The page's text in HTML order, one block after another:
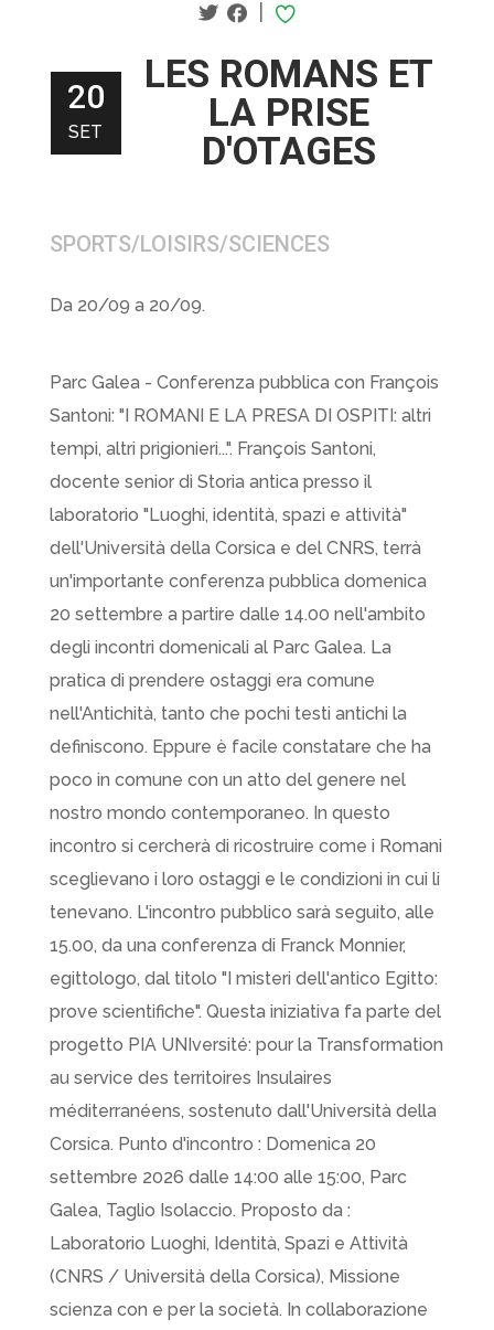
|
20
SET
LES ROMANS ET
LA PRISE
D'OTAGES
SPORTS/LOISIRS/SCIENCES
Da 20/09 a 20/09.
Parc Galea - Conferenza pubblica con François
Santoni: "I ROMANI E LA PRESA DI OSPITI: altri
tempi, altri prigionieri...". François Santoni,
docente senior di Storia antica presso il
laboratorio "Luoghi, identità, spazi e attività"
dell'Università della Corsica e del CNRS, terrà
un'importante conferenza pubblica domenica
20 settembre a partire dalle 14.00 nell'ambito
degli incontri domenicali al Parc Galea. La
pratica di prendere ostaggi era comune
nell'Antichità, tanto che pochi testi antichi la
definiscono. Eppure è facile constatare che ha
poco in comune con un atto del genere nel
nostro mondo contemporaneo. In questo
incontro si cercherà di ricostruire come i Romani
sceglievano i loro ostaggi e le condizioni in cui li
tenevano. L'incontro pubblico sarà seguito, alle
15.00, da una conferenza di Franck Monnier,
egittologo, dal titolo "I misteri dell'antico Egitto:
prove scientifiche". Questa iniziativa fa parte del
progetto PIA UNIversité: pour la Transformation
au service des territoires Insulaires
méditerranéens, sostenuto dall'Università della
Corsica. Punto d'incontro : Domenica 20
settembre 2026 dalle 14:00 alle 15:00, Parc
Galea, Taglio Isolaccio. Proposto da :
Laboratorio Luoghi, Identità, Spazi e Attività
(CNRS / Università della Corsica), Missione
scienza con e per la società. In collaborazione